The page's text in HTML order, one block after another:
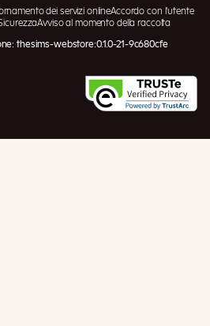
dei servizi onlineAccordo con l'utente
Avviso al momento della raccolta
thesims-webstore:0.1.0-21-9c680cfe